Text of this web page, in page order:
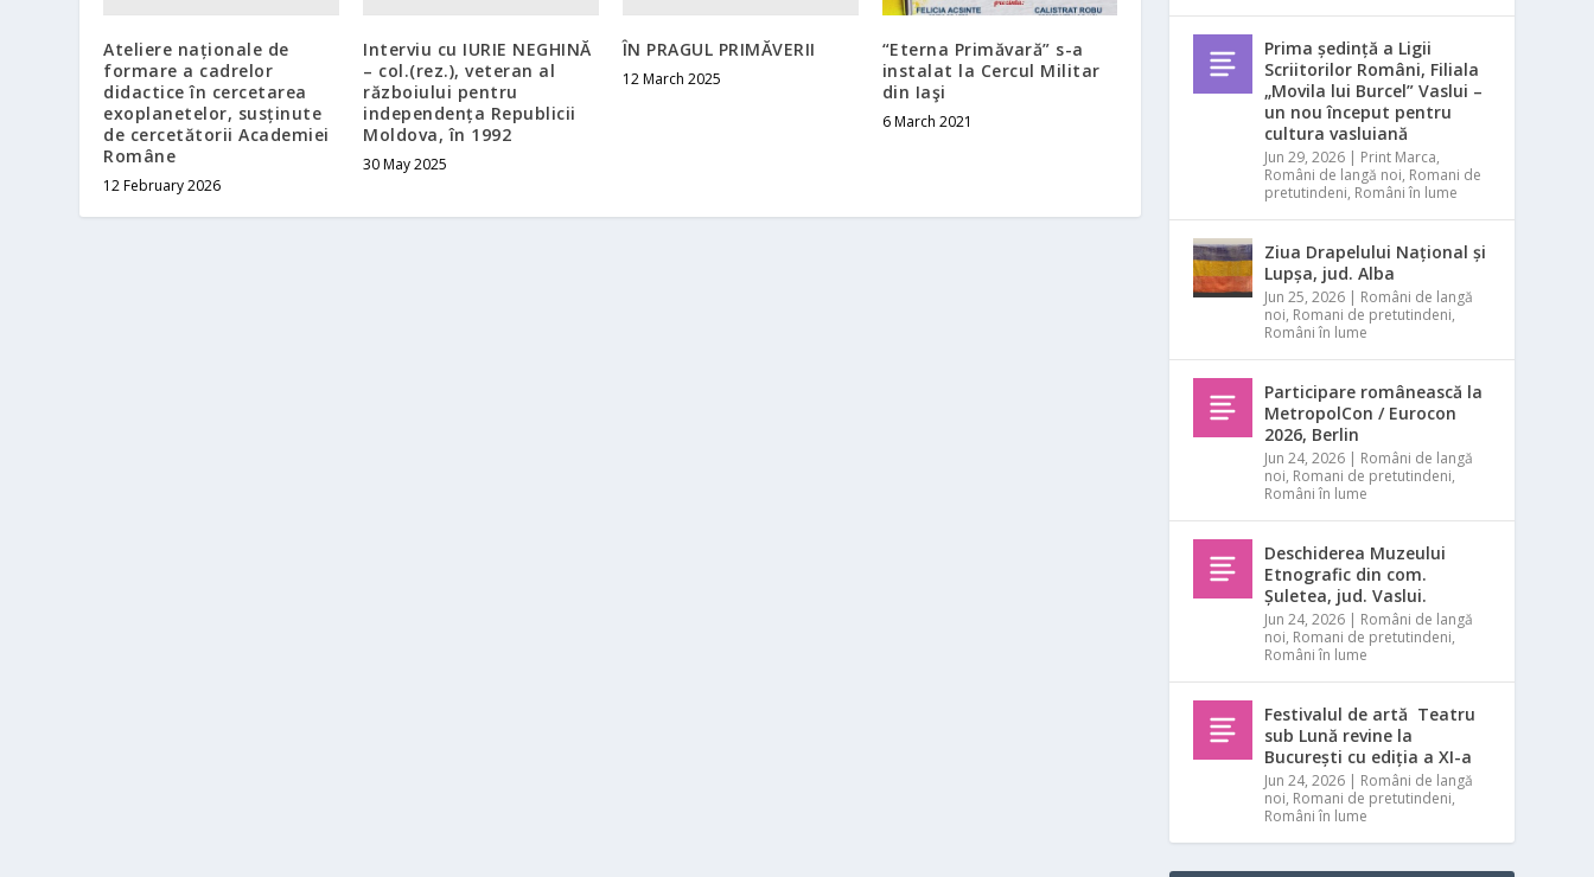
Ateliere naționale de
formare a cadrelor
didactice în cercetarea
exoplanetelor, susținute
de cercetătorii Academiei
Române
12 February 2026
Interviu cu IURIE NEGHINĂ
– col.(rez.), veteran al
războiului pentru
independența Republicii
Moldova, în 1992
30 May 2025
ÎN PRAGUL PRIMĂVERII
12 March 2025
“Eterna Primăvară” s-a
instalat la Cercul Militar
din Iaşi
6 March 2021
Prima ședință a Ligii
Scriitorilor Români, Filiala
„Movila lui Burcel” Vaslui –
un nou început pentru
cultura vasluiană
Jun 29, 2026 | Print Marca,
Români de langă noi, Romani de
pretutindeni, Români în lume
Ziua Drapelului Național și
Lupșa, jud. Alba
Jun 25, 2026 | Români de langă
noi, Romani de pretutindeni,
Români în lume
Participare românească la
MetropolCon / Eurocon
2026, Berlin
Jun 24, 2026 | Români de langă
noi, Romani de pretutindeni,
Români în lume
Deschiderea Muzeului
Etnografic din com.
Șuletea, jud. Vaslui.
Jun 24, 2026 | Români de langă
noi, Romani de pretutindeni,
Români în lume
Festivalul de artă Teatru
sub Lună revine la
București cu ediția a XI-a
Jun 24, 2026 | Români de langă
noi, Romani de pretutindeni,
Români în lume